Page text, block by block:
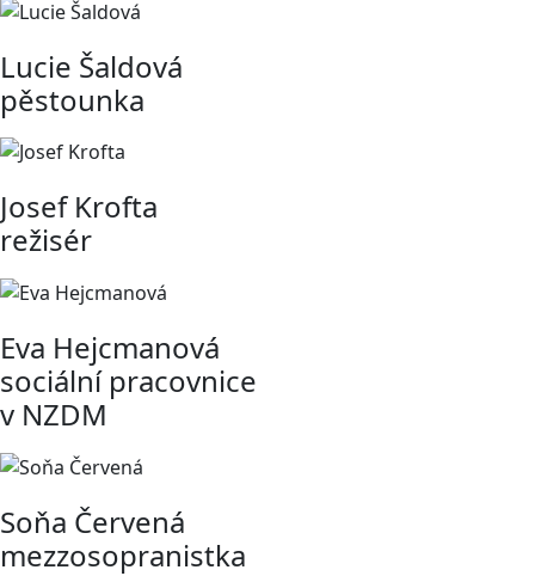
Lucie Šaldová
pěstounka
Josef Krofta
režisér
Eva Hejcmanová
sociální pracovnice
v NZDM
Soňa Červená
mezzosopranistka